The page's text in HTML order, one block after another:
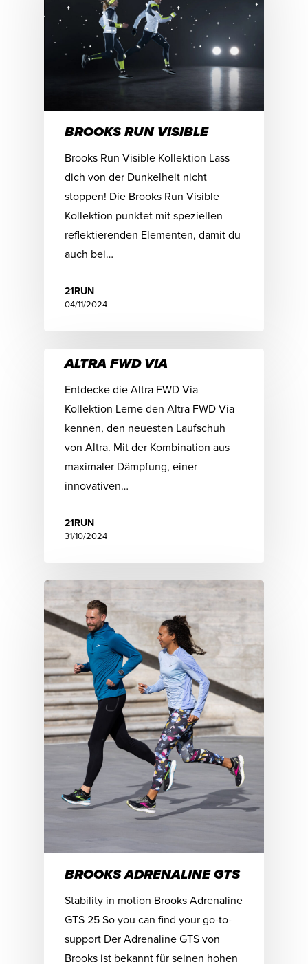
BROOKS RUN VISIBLE
Brooks Run Visible Kollektion Lass
dich von der Dunkelheit nicht
stoppen! Die Brooks Run Visible
Kollektion punktet mit speziellen
reflektierenden Elementen, damit du
auch bei…
21RUN
04/11/2024
ALTRA FWD VIA
Entdecke die Altra FWD Via
Kollektion Lerne den Altra FWD Via
kennen, den neuesten Laufschuh
von Altra. Mit der Kombination aus
maximaler Dämpfung, einer
innovativen…
21RUN
31/10/2024
BROOKS ADRENALINE GTS
Stability in motion Brooks Adrenaline
GTS 25 So you can find your go-to-
support Der Adrenaline GTS von
Brooks ist bekannt für seinen hohen